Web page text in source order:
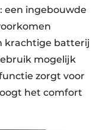
een ingebouwde
krachtige batterij
mogelijk
zorgt voor
het comfort